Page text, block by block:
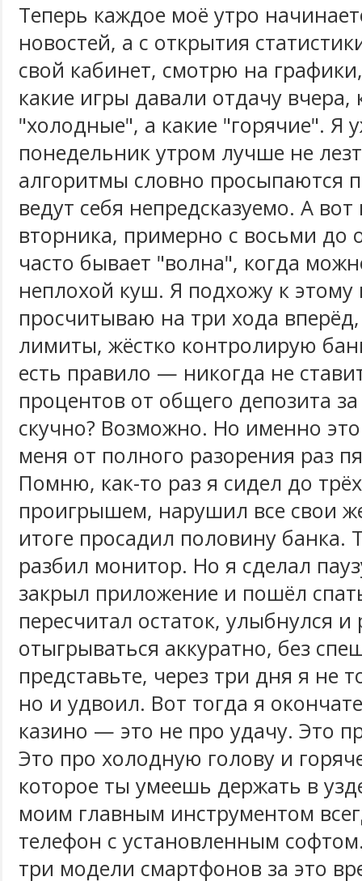
Теперь каждое моё утро
новостей, а с открытия
свой кабинет, смотрю на
какие игры давали отдачу вчера,
"холодные", а какие "горячие". Я
понедельник утром лучше не
алгоритмы словно просыпаются
ведут себя непредсказуемо. А
вторника, примерно с восьми до
часто бывает "волна", когда
неплохой куш. Я подхожу к этому
просчитываю на три хода
лимиты, жёстко контролирую
есть правило — никогда не
процентов от общего депозита
скучно? Возможно. Но именно
меня от полного разорения раз
Помню, как-то раз я сидел до
проигрышем, нарушил все свои
итоге просадил половину банка.
разбил монитор. Но я сделал
закрыл приложение и пошёл
пересчитал остаток, улыбнулся
отыгрываться аккуратно, без
представьте, через три дня я не
но и удвоил. Вот тогда я
казино — это не про удачу. Это
Это про холодную голову и
которое ты умеешь держать в
моим главным инструментом
телефон с установленным
три модели смартфонов за это